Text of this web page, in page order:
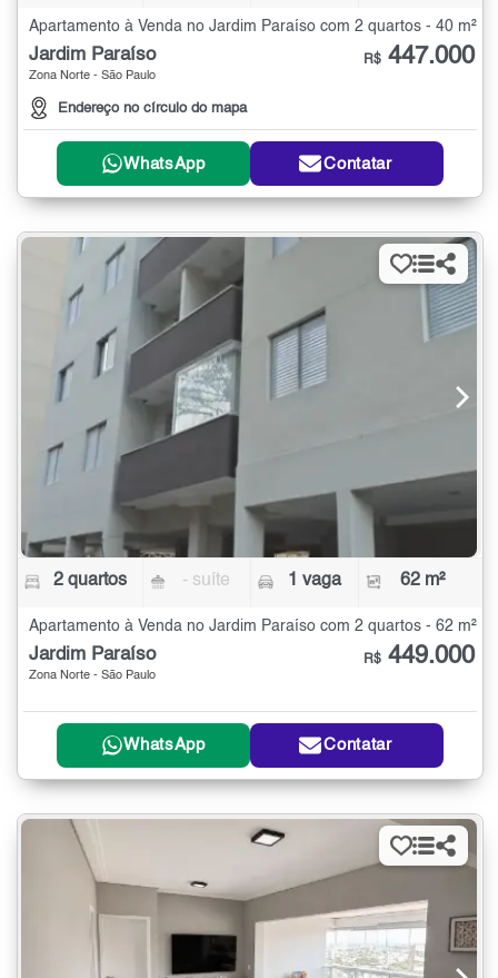
Apartamento à Venda no Jardim Paraíso com 2 quartos - 40 m²
Jardim Paraíso
Zona Norte - São Paulo
Endereço no círculo do mapa
R$ 447.000
WhatsApp Contatar
2 quartos - suíte 1 vaga 62 m²
Apartamento à Venda no Jardim Paraíso com 2 quartos - 62 m²
Jardim Paraíso
Zona Norte - São Paulo
R$ 449.000
WhatsApp Contatar